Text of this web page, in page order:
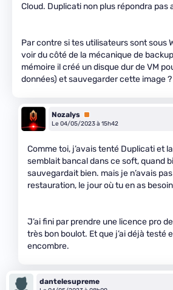
Cloud. Duplicati non plus répondra pas
Par contre si tes utilisateurs sont sous
voir du côté de la mécanique de
mémoire il créé un disque dur de VM
données) et sauvegarder cette image ?
Nozalys Premium
Le 04/05/2023 à 15h42
Comme toi, j’avais tenté Duplicati et
semblait bancal dans ce soft, quand
sauvegardait bien. mais je n’avais
restauration, le jour où tu en as
J’ai fini par prendre une licence pro
très bon boulot. Et que j’ai déjà testé
encombre.
dantelesupreme